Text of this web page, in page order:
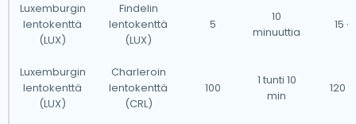
Luxemburgin
lentokenttä
(LUX)
Findelin
lentokenttä
(LUX)
5
10
minuuttia
15 -
Luxemburgin
lentokenttä
(LUX)
Charleroin
lentokenttä
(CRL)
100
1 tunti 10
min
120 -